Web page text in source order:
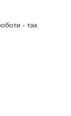
- так